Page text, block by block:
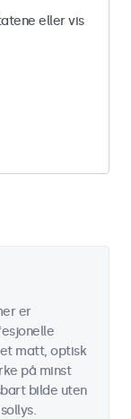
eller vis
er
matt, optisk
på minst
bilde uten